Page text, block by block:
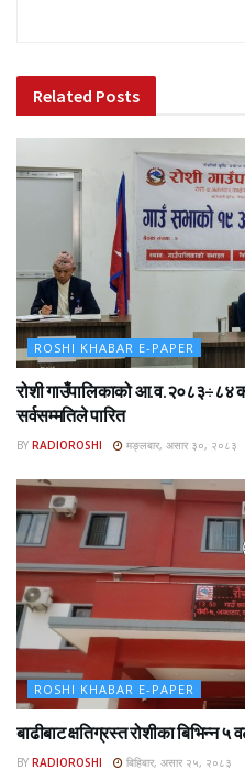
Related Posts
ROSHI KHABAR E-PAPER
रोशी गाउँपालिकाको आ.व.२०८३÷८४
सर्वसम्मतिले पारित
BY RADIOROSHI मङ्लबार, असार ३०, २०८३
ROSHI KHABAR E-PAPER
बाढीबाट क्षतिग्रस्त रोशीका बिभिन्न
BY RADIOROSHI बिहिबार, असार २५, २०८३